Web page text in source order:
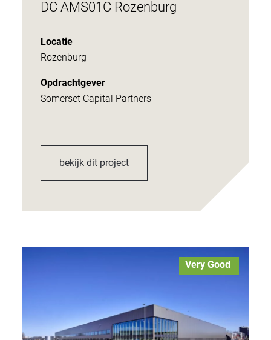
DC AMS01C Rozenburg
Locatie
Rozenburg
Opdrachtgever
Somerset Capital Partners
bekijk dit project
Very Good